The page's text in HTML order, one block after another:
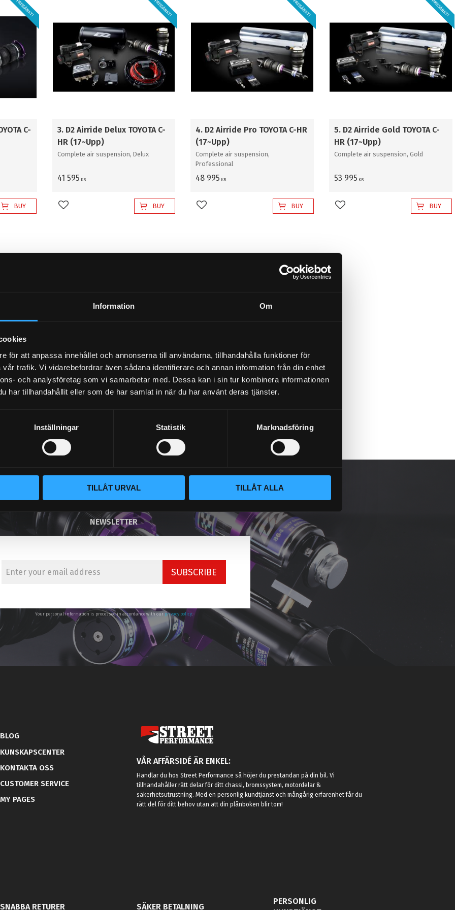
Information Om
för att anpassa innehållet och annonserna till användarna, tillhandahålla funktioner för
trafik. Vi vidarebefordrar även sådana identifierare och annan information från din enhet
och analysföretag som vi samarbetar med. Dessa kan i sin tur kombinera informationen
har tillhandahållit eller som de har samlat in när du har använt deras tjänster.
Inställningar Statistik Marknadsföring
TILLÅT URVAL TILLÅT ALLA
1
Super Professional 1
C-
PRISSÄNKT!
BUY
3. D2 Airride Delux TOYOTA C-
HR (17~Upp)
Complete air suspension, Delux
41 595 KR
PRISSÄNKT!
Add to favorites BUY
4. D2 Airride Pro TOYOTA C-HR
(17~Upp)
Complete air suspension,
Professional
48 995 KR
PRISSÄNKT!
Add to favorites BUY
5. D2 Airride Gold TOYOTA C-
HR (17~Upp)
Complete air suspension, Gold
53 995 KR
PRISSÄNKT!
Add to favorites BUY
NEWSLETTER
SUBSCRIBE
Your personal information is processed in accordance with our privacy policy.
BLOG
KUNSKAPSCENTER
KONTAKTA OSS
CUSTOMER SERVICE
MY PAGES
VÅR AFFÄRSIDÉ ÄR ENKEL:
Handlar du hos Street Performance så höjer du prestandan på din bil. Vi
tillhandahåller rätt delar för ditt chassi, bromssystem, motordelar &
säkerhetsutrustning. Med en personlig kundtjänst och mångårig erfarenhet får du
rätt del för ditt behov utan att din plånboken blir tom!
SNABBA RETURER SÄKER BETALNING
PERSONLIG